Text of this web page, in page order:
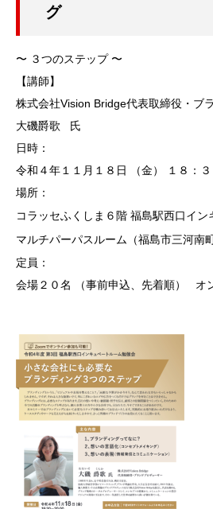
入居方法・条件
入居企業一覧
卒業企業一覧 （順不同）
勉強会・講演会
リンク
お問い合わせ・事業相談
グ
〜 ３つのステップ 〜
【講師】
株式会社Vision Bridge代表取締役・ブ
大磯爵歌 氏
日時：
令和４年１１月１８日 （金） １８：
場所：
コラッセふくしま６階 福島駅西口イン
マルチパーパスルーム（福島市三河南
定員：
会場２０名 （事前申込、先着順） オ